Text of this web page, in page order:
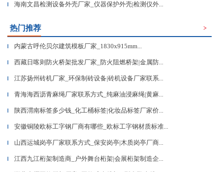
▎ 海南文昌检测设备外壳厂家_仪器保护外壳|检测仪外...
热门推荐 >
▎ 内蒙古呼伦贝尔建筑模板厂家_1830x915mm...
▎ 西藏日喀则防火桥架批发厂家_防火阻燃桥架|金属防...
▎ 江苏扬州砖机厂家_环保制砖设备|砖机设备厂家联系...
▎ 青海海西沥青麻绳厂家联系方式_纯麻油浸麻绳|黄麻...
▎ 陕西渭南标签多少钱_化工桶标签|化妆品标签厂家价...
▎ 安徽铜陵欧标工字钢厂商有哪些_欧标工字钢材质标准...
▎ 山西运城岗亭厂家联系方式_保安岗亭|木质岗亭厂商...
▎ 江西九江桁架制造商_户外舞台桁架|会展桁架制造企...